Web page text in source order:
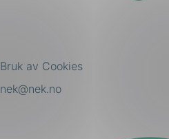
nek@nek.no
Bruk av Cookies